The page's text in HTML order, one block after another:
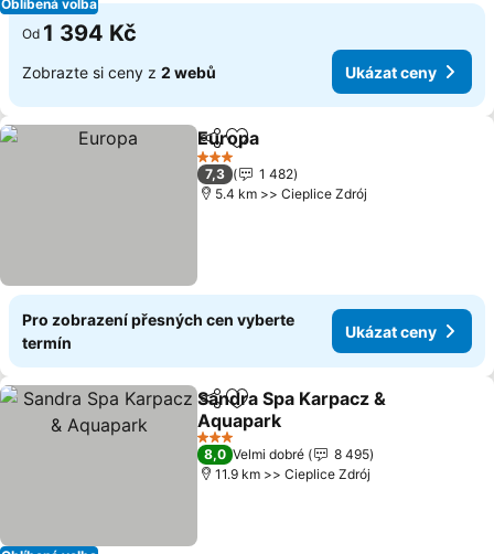
Oblíbená volba
Od 1 394 Kč
Zobrazte si ceny z 2 webů Ukázat ceny
SdíletPřidat na seznam oblíbených
Europa
3 Počet hvězdiček
7,3
1 482
5.4 km >> Cieplice Zdrój
Pro zobrazení přesných cen vyberte
termín
Ukázat ceny
SdíletPřidat na seznam oblíbených
Sandra Spa Karpacz &
Aquapark
Ukázat ceny
3 Počet hvězdiček
8,0 Velmi dobré
8 495
11.9 km >> Cieplice Zdrój